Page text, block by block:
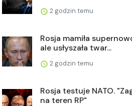
2 godzin temu
Rosja mamiła
ale usłyszała twar...
2 godzin temu
Rosja testuje NATO.
na teren RP"